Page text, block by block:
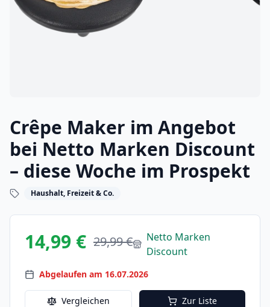
Crêpe Maker im Angebot
bei Netto Marken Discount
– diese Woche im Prospekt
Haushalt, Freizeit & Co.
14,99 € 29,99 €
Netto Marken
Discount
Abgelaufen am 16.07.2026
Vergleichen Zur Liste